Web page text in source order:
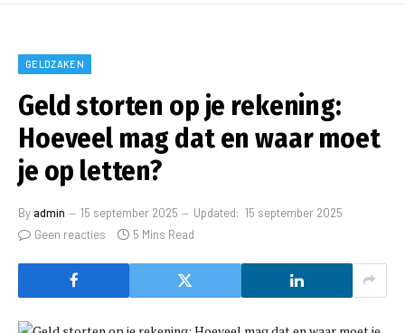
GELDZAKEN
Geld storten op je rekening:
Hoeveel mag dat en waar moet
je op letten?
Byadmin 15 september 2025 Updated: 15 september 2025
Geen reacties
5 Mins Read